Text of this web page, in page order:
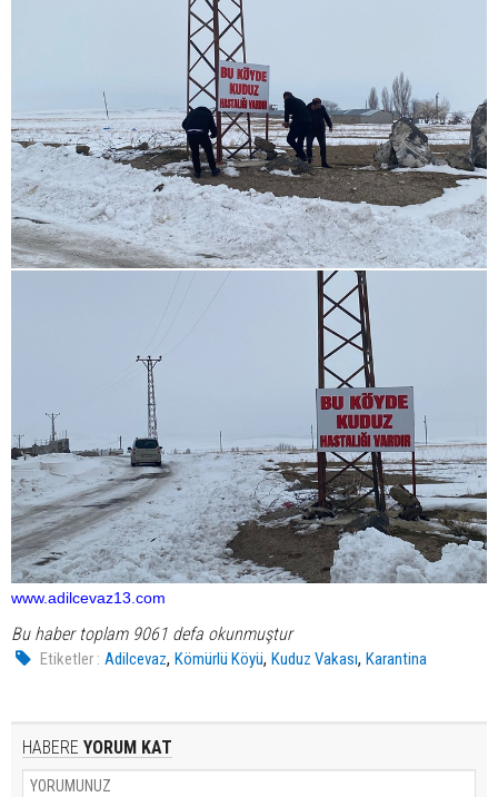
www.adilcevaz13.com
Bu haber toplam 9061 defa okunmuştur
Etiketler : Adilcevaz,Kömürlü Köyü,Kuduz Vakası,Karantina
HABERE YORUM KAT